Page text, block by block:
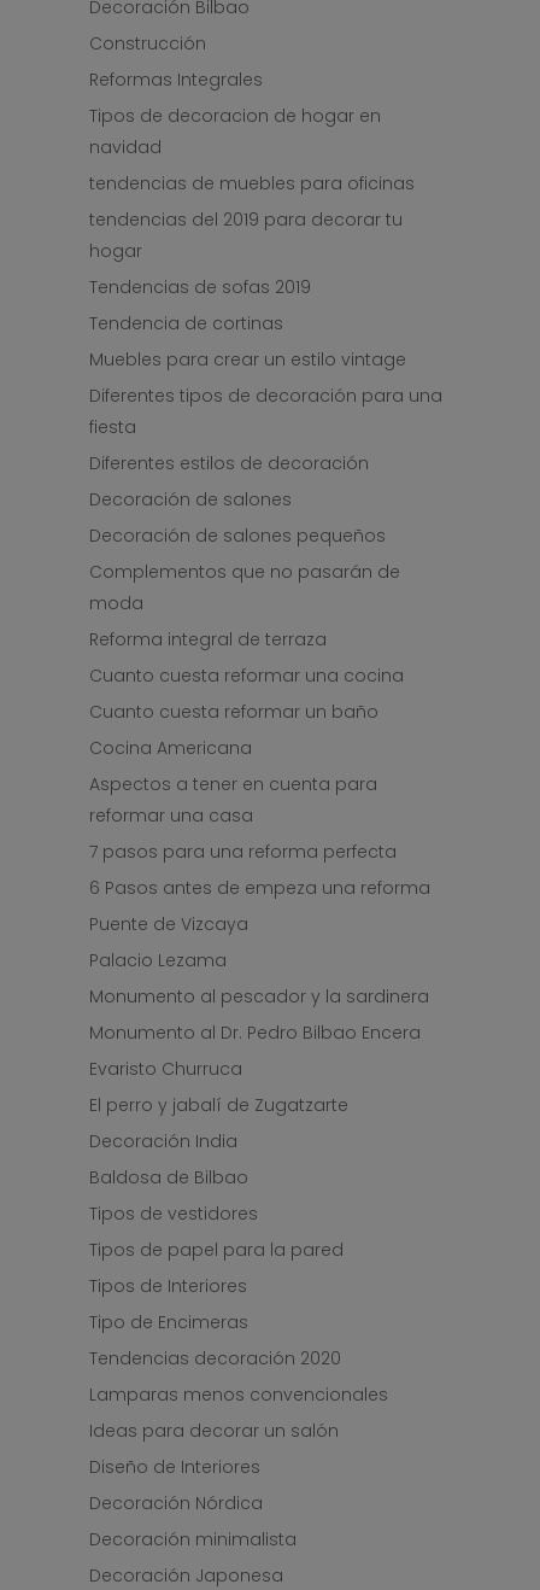
Decoración Bilbao
Construcción
Reformas Integrales
Tipos de decoracion de hogar en
navidad
tendencias de muebles para oficinas
tendencias del 2019 para decorar tu
hogar
Tendencias de sofas 2019
Tendencia de cortinas
Muebles para crear un estilo vintage
Diferentes tipos de decoración para una
fiesta
Diferentes estilos de decoración
Decoración de salones
Decoración de salones pequeños
Complementos que no pasarán de
moda
Reforma integral de terraza
Cuanto cuesta reformar una cocina
Cuanto cuesta reformar un baño
Cocina Americana
Aspectos a tener en cuenta para
reformar una casa
7 pasos para una reforma perfecta
6 Pasos antes de empeza una reforma
Puente de Vizcaya
Palacio Lezama
Monumento al pescador y la sardinera
Monumento al Dr. Pedro Bilbao Encera
Evaristo Churruca
El perro y jabalí de Zugatzarte
Decoración India
Baldosa de Bilbao
Tipos de vestidores
Tipos de papel para la pared
Tipos de Interiores
Tipo de Encimeras
Tendencias decoración 2020
Lamparas menos convencionales
Ideas para decorar un salón
Diseño de Interiores
Decoración Nórdica
Decoración minimalista
Decoración Japonesa